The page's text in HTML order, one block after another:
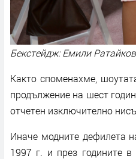
Бекстейдж: Емили
Както споменахме,
продължение на шест
отчетен изключително
Иначе модните дефилета
1997 г. и през годините